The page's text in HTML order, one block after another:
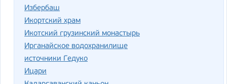
Избербаш
Икортский храм
Икотский грузинский монастырь
Ирганайское водохранилище
источники Гедуко
Ицари